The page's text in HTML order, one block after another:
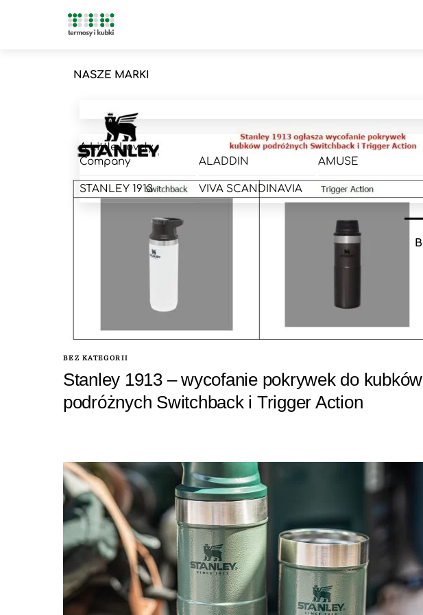
NASZE MARKI
A Little Lovely
Company
ALADDIN AMUSE
STANLEY 1913 VIVA SCANDINAVIA
BEZ KATEGORII
Stanley 1913 – wycofanie pokrywek do kubków
podróżnych Switchback i Trigger Action